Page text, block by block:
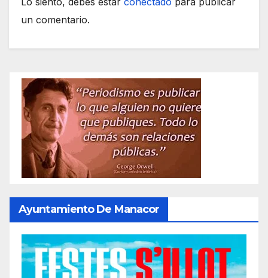
un comentario.
Ayuntamiento De Manacor